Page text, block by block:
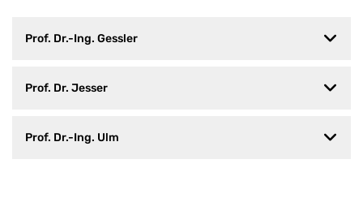
Prof. Dr.-Ing. Gessler
Prof. Dr. Jesser
Prof. Dr.-Ing. Ulm